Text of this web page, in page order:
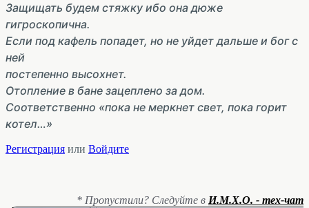
Защищать будем стяжку ибо она дюже
гигроскопична.
Если под кафель попадет, но не уйдет дальше и бог с
ней
постепенно высохнет.
Отопление в бане зацеплено за дом.
Соответственно «пока не меркнет свет, пока горит
котел…»
Регистрация или Войдите
* Пропустили? Следуйте в И.М.Х.О. - тех-чат